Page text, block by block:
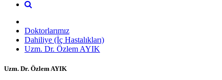
Doktorlarımız
Dahiliye (İç Hastalıkları)
Uzm. Dr. Özlem AYIK
Uzm. Dr. Özlem AYIK